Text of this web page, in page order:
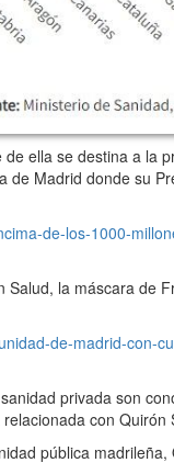
ella se destina a la
Madrid donde su
de-los-1000-
la máscara de
de-madrid-con-
privada son
con Quirón
pública